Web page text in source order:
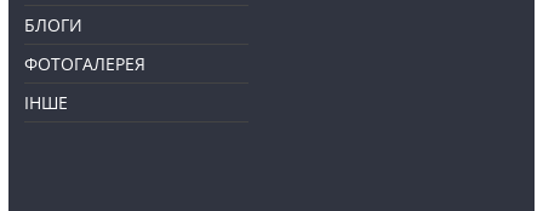
БЛОГИ
ФОТОГАЛЕРЕЯ
ІНШЕ